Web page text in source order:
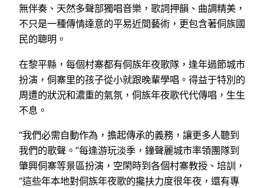
無伴奏、天然多聲部獨唱音樂，歌詞押韻、曲調精美，
不只是一種傳情達意的平易近間藝術，更包含著侗族國
民的聰明。
在黎平縣，每個村寨都有侗族年夜歌隊，逢年過節城市
扮演，侗寨里的孩子從小就跟晚輩學唱。得益于特別的
周遭的狀況和濃重的氣氛，侗族年夜歌代代傳唱，生生
不息。
“我們必需自動作為，擔起傳承的義務，讓更多人聽到
我們的歌聲。”每逢游玩淡季，鐘聲麗城市率領團隊到
肇興侗寨等景區扮演，空閑時到各個村寨教授、培訓，
“這些年本地對侗族年夜歌的攙扶力度很年夜，還有專